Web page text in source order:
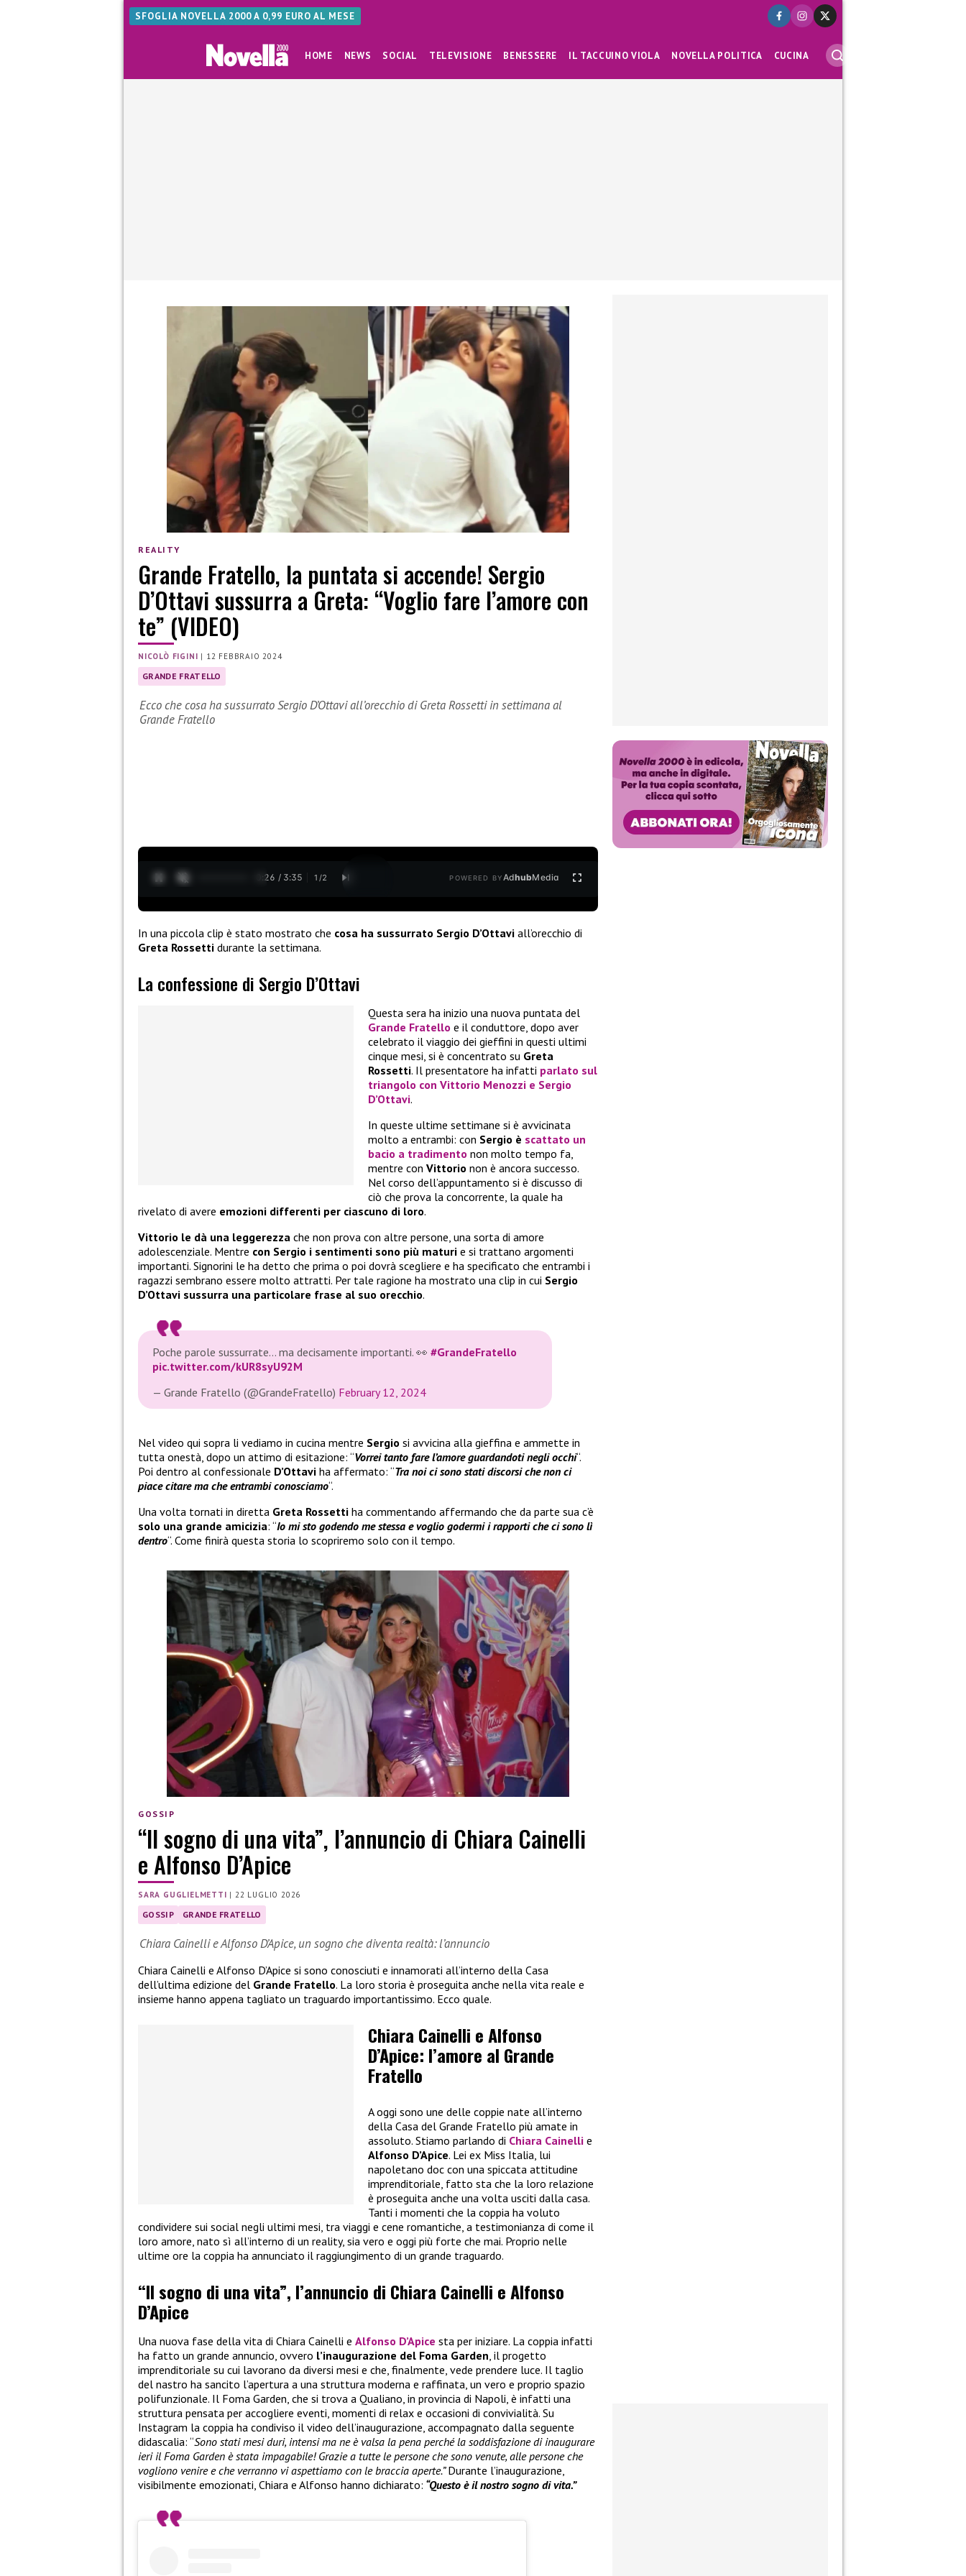
SFOGLIA NOVELLA 2000 A 0,99 EURO AL MESE
HOME NEWS SOCIAL TELEVISIONE BENESSERE IL TACCUINO VIOLA NOVELLA POLITICA CUCINA
REALITY
Grande Fratello, la puntata si accende! Sergio
D’Ottavi sussurra a Greta: “Voglio fare l’amore con
te” (VIDEO)
NICOLÒ FIGINI | 12 FEBBRAIO 2024
GRANDE FRATELLO
Ecco che cosa ha sussurrato Sergio D’Ottavi all’orecchio di Greta Rossetti in settimana al
Grande Fratello
0:28 / 3:35 1 /2 POWERED BYAdhubMedia
In una piccola clip è stato mostrato che cosa ha sussurrato Sergio D’Ottavi all’orecchio di
Greta Rossetti durante la settimana.
La confessione di Sergio D’Ottavi
Questa sera ha inizio una nuova puntata del
Grande Fratello e il conduttore, dopo aver
celebrato il viaggio dei gieffini in questi ultimi
cinque mesi, si è concentrato su Greta
Rossetti. Il presentatore ha infatti parlato sul
triangolo con Vittorio Menozzi e Sergio
D’Ottavi.
In queste ultime settimane si è avvicinata
molto a entrambi: con Sergio è scattato un
bacio a tradimento non molto tempo fa,
mentre con Vittorio non è ancora successo.
Nel corso dell’appuntamento si è discusso di
ciò che prova la concorrente, la quale ha
rivelato di avere emozioni differenti per ciascuno di loro.
Vittorio le dà una leggerezza che non prova con altre persone, una sorta di amore
adolescenziale. Mentre con Sergio i sentimenti sono più maturi e si trattano argomenti
importanti. Signorini le ha detto che prima o poi dovrà scegliere e ha specificato che entrambi i
ragazzi sembrano essere molto attratti. Per tale ragione ha mostrato una clip in cui Sergio
D’Ottavi sussurra una particolare frase al suo orecchio.
Poche parole sussurrate… ma decisamente importanti. 👀 #GrandeFratello
pic.twitter.com/kUR8syU92M
— Grande Fratello (@GrandeFratello) February 12, 2024
Nel video qui sopra li vediamo in cucina mentre Sergio si avvicina alla gieffina e ammette in
tutta onestà, dopo un attimo di esitazione: “Vorrei tanto fare l’amore guardandoti negli occhi“.
Poi dentro al confessionale D’Ottavi ha affermato: “Tra noi ci sono stati discorsi che non ci
piace citare ma che entrambi conosciamo“.
Una volta tornati in diretta Greta Rossetti ha commentando affermando che da parte sua c’è
solo una grande amicizia: “Io mi sto godendo me stessa e voglio godermi i rapporti che ci sono lì
dentro“. Come finirà questa storia lo scopriremo solo con il tempo.
GOSSIP
“Il sogno di una vita”, l’annuncio di Chiara Cainelli
e Alfonso D’Apice
SARA GUGLIELMETTI |22 LUGLIO 2026
GOSSIP GRANDE FRATELLO
Chiara Cainelli e Alfonso D’Apice, un sogno che diventa realtà: l’annuncio
Chiara Cainelli e Alfonso D’Apice si sono conosciuti e innamorati all’interno della Casa
dell’ultima edizione del Grande Fratello. La loro storia è proseguita anche nella vita reale e
insieme hanno appena tagliato un traguardo importantissimo. Ecco quale.
Chiara Cainelli e Alfonso
D’Apice: l’amore al Grande
Fratello
A oggi sono une delle coppie nate all’interno
della Casa del Grande Fratello più amate in
assoluto. Stiamo parlando di Chiara Cainelli e
Alfonso D’Apice. Lei ex Miss Italia, lui
napoletano doc con una spiccata attitudine
imprenditoriale, fatto sta che la loro relazione
è proseguita anche una volta usciti dalla casa.
Tanti i momenti che la coppia ha voluto
condividere sui social negli ultimi mesi, tra viaggi e cene romantiche, a testimonianza di come il
loro amore, nato sì all’interno di un reality, sia vero e oggi più forte che mai. Proprio nelle
ultime ore la coppia ha annunciato il raggiungimento di un grande traguardo.
“Il sogno di una vita”, l’annuncio di Chiara Cainelli e Alfonso
D’Apice
Una nuova fase della vita di Chiara Cainelli e Alfonso D’Apice sta per iniziare. La coppia infatti
ha fatto un grande annuncio, ovvero l’inaugurazione del Foma Garden , il progetto
imprenditoriale su cui lavorano da diversi mesi e che, finalmente, vede prendere luce. Il taglio
del nastro ha sancito l’apertura a una struttura moderna e raffinata, un vero e proprio spazio
polifunzionale. Il Foma Garden, che si trova a Qualiano, in provincia di Napoli, è infatti una
struttura pensata per accogliere eventi, momenti di relax e occasioni di convivialità. Su
Instagram la coppia ha condiviso il video dell’inaugurazione, accompagnato dalla seguente
didascalia: “Sono stati mesi duri, intensi ma ne è valsa la pena perché la soddisfazione di inaugurare
ieri il Foma Garden è stata impagabile! Grazie a tutte le persone che sono venute, alle persone che
vogliono venire e che verranno vi aspettiamo con le braccia aperte.”Durante l’inaugurazione,
visibilmente emozionati, Chiara e Alfonso hanno dichiarato: “Questo è il nostro sogno di vita.”